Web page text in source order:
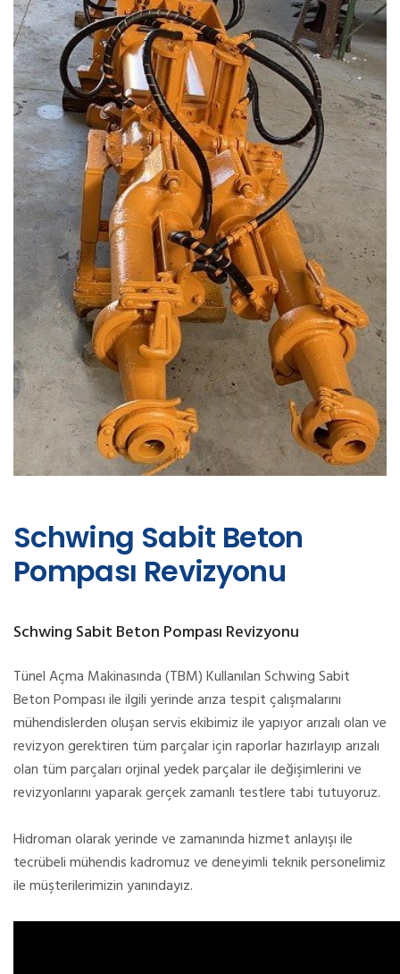
Schwing Sabit Beton
Pompası Revizyonu
Schwing Sabit Beton Pompası Revizyonu
Tünel Açma Makinasında (TBM) Kullanılan Schwing Sabit
Beton Pompası ile ilgili yerinde arıza tespit çalışmalarını
mühendislerden oluşan servis ekibimiz ile yapıyor arızalı olan ve
revizyon gerektiren tüm parçalar için raporlar hazırlayıp arızalı
olan tüm parçaları orjinal yedek parçalar ile değişimlerini ve
revizyonlarını yaparak gerçek zamanlı testlere tabi tutuyoruz.
Hidroman olarak yerinde ve zamanında hizmet anlayışı ile
tecrübeli mühendis kadromuz ve deneyimli teknik personelimiz
ile müşterilerimizin yanındayız.